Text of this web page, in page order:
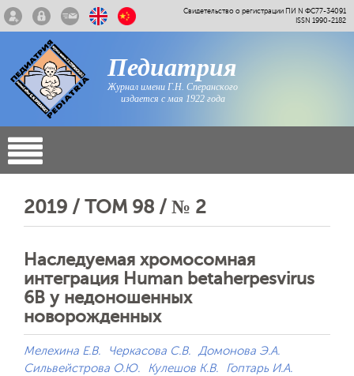
Свидетельство о регистрации ПИ N ФС77-34091
ISSN 1990-2182
Педиатрия
Журнал имени Г.Н. Сперанского
издается с мая 1922 года
2019 / ТОМ 98 / № 2
Наследуемая хромосомная
интеграция Human betaherpesvirus
6B у недоношенных
новорожденных
Мелехина Е.В. Черкасова С.В. Домонова Э.А.
Сильвейстрова О.Ю.
Кулешов К.В.
Гоптарь И.А.